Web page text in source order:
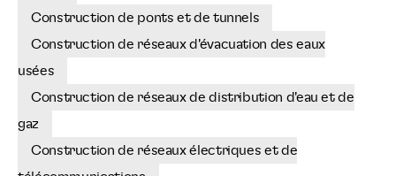
Construction de ponts et de tunnels
Construction de réseaux d'évacuation des eaux
usées
Construction de réseaux de distribution d'eau et de
gaz
Construction de réseaux électriques et de